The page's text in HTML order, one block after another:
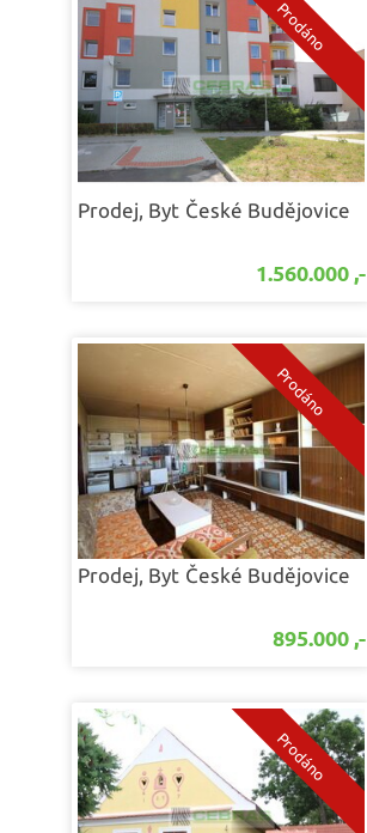
Prodej, Byt České Budějovice
1.560.000 ,-
Prodej, Byt České Budějovice
895.000 ,-